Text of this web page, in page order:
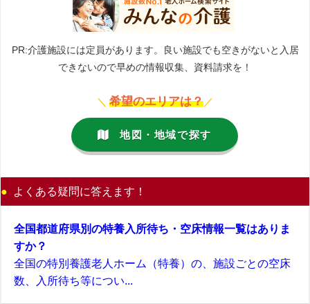
PR:介護施設には定員があります。良い施設でも空きがないと入居
できないので早めの情報収集、資料請求を！
＼ 希望のエリアは？ ／
地図・地域で探す
よくある疑問に答えます！
全国都道府県別の特養入所待ち・空床情報一覧はありま
すか？
全国の特別養護老人ホーム（特養）の、施設ごとの空床
数、入所待ち等につい...